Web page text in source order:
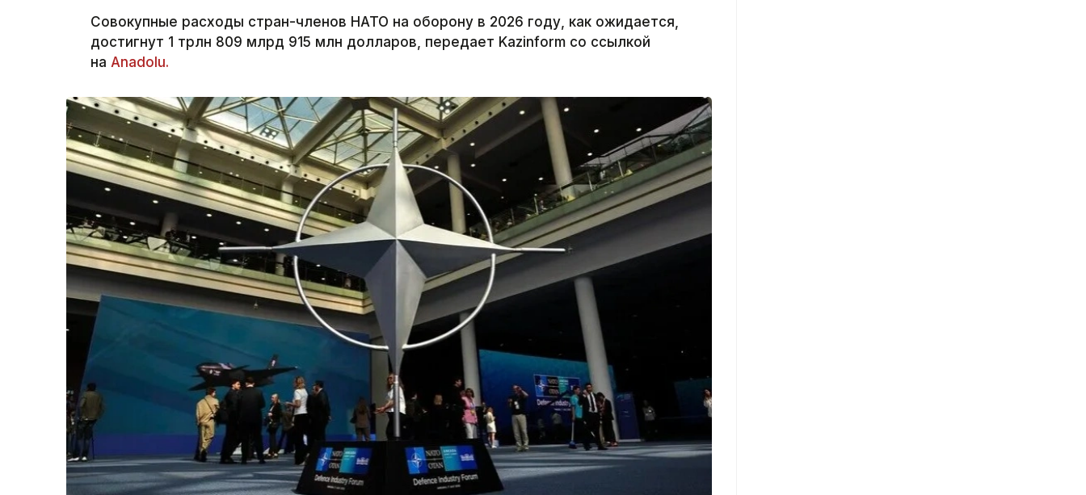
Совокупные расходы стран-членов НАТО на оборону в 2026 году, как ожидается,
достигнут 1 трлн 809 млрд 915 млн долларов, передает Kazinform со ссылкой
на Anadolu.